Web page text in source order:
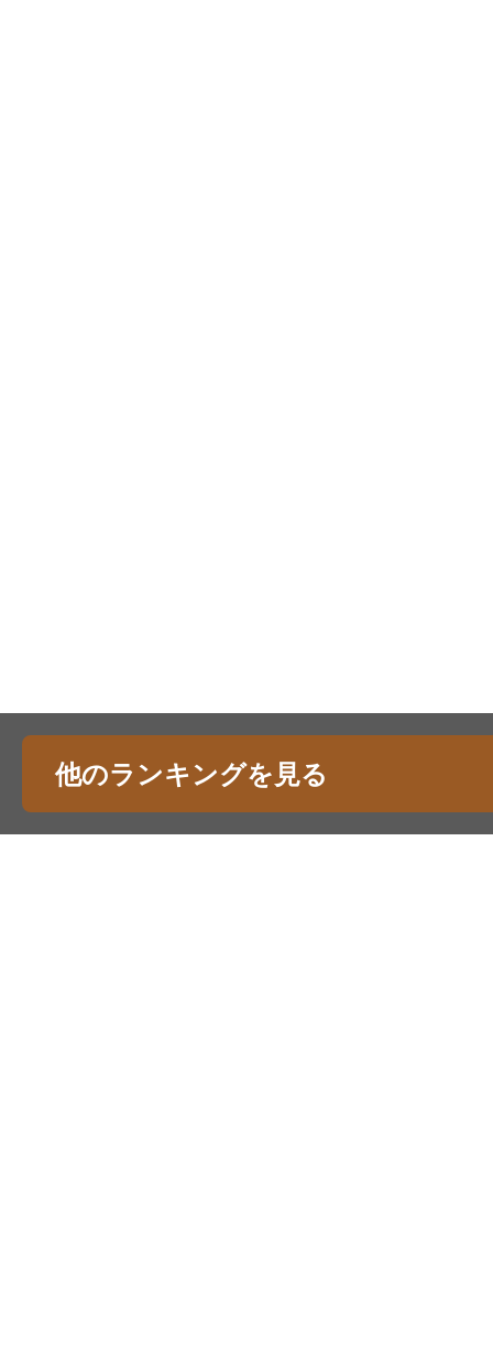
他のランキングを見る